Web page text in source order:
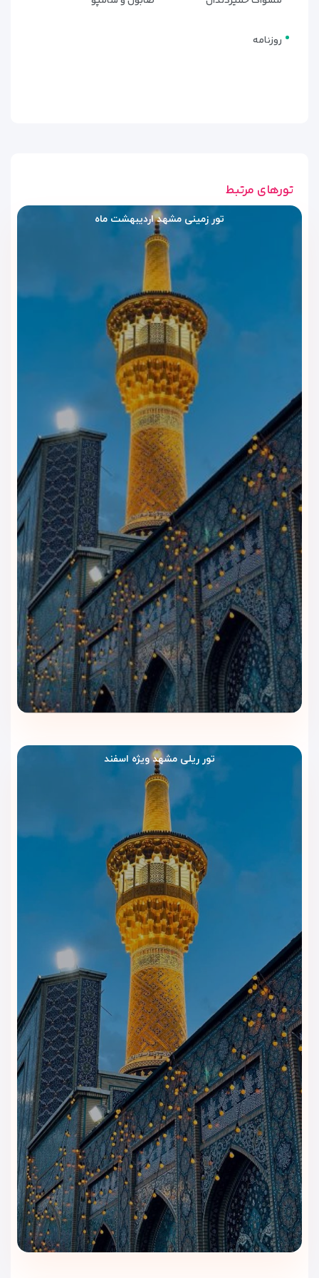
پایه مثل یخچال، تلویزیون، سرویس‌بهداشتی و تهویه مناسب
امکانات رفاهی و تفریحی هتل
کوثر رضوی مشهد؛ تجربه اقامت
راحت کنار حرم
هتل کوثر رضوی مشهد با اینکه در رده‌ هتل‌های اقتصادی و نزدیک
به حرم قرار می‌گیرد، مجموعه‌ای از امکانات رفاهی کاربردی ارائه
می‌دهد تا اقامت زائران راحت‌تر و آرام‌تر پیش برود. این هتل روی
سه نکته تمرکز دارد:دسترسی سریع به حرم، آرامش اتاق‌ها و
خدمات ضروری برای اقامت کوتاه و زیارتی؛ بنابراین مهمان‌ها بدون
دغدغه رفت‌وآمد یا کمبود امکانات، اقامت خود را مدیریت می‌کنند.
امکانات عمومی و رفاهی هتل
هتل برای ایجاد یک تجربه اقامتی راحت، خدمات زیر را ارائه می‌دهد:
لابی بزرگ و مبله
برای استراحت، انتظار یا ملاقات‌های کوتاه
رستوران و کافی‌شاپ داخلی برای صرف غذا و نوشیدنی بدون نیاز به
خروج از هتل
صندوق امانات و اتاق چمدانبرای نگهداری وسایل ارزشمند و
سفرهای نیم‌روزی
تاکسی‌سرویس داخلیجهت رفت‌وآمد راحت به حرم، مراکز خرید و
نقاط مهم شهر
پذیرش ۲۴‌ساعته
برای پاسخ‌گویی و ارائه خدمات در هر ساعت
شبانه‌روز
خدمات نظافت روزانه و لاندریبرای تمیز نگه‌داشتن لباس‌ها و
اتاق‌ها
اینترنت وای‌فایدر بخش‌های مختلف هتل (برای پیام‌رسان‌ها و
امور روزمره کافی است)
امکانات تفریحی
هتل کوثر رضوی یک هتل اقتصادی نزدیک حرم است، بنابراین
امکانات لوکس تفریحی مانند استخر یا باشگاه بدنسازی در آن
وجود ندارد؛ اما فضای لابی و استراحتگاه‌های داخلی برای نشستن،
مطالعه یا استراحت بعد از زیارت طراحی شده‌اند.
تمرکز اصلی اقامت در این هتلآرامش، نزدیکی به حرم و دسترسی
است.
مزیت مهم برای زائران
بزرگ‌ترین مزیت این هتل، فاصله بسیار کم تا حرم رضوی
مهمان‌ها در کمتر از چند دقیقه به ورودی صحن می‌رسند و همین
موضوع اقامت را ساده‌تر و راحت‌تر می‌کند. نزدیکی به بازار رضا و
مراکز خرید اطراف نیز، خرید سوغاتی را کاملاً آسان می‌کند.
رستوران و کافی‌شاپ هتل کوثر
رضوی مشهد؛ غذاهای ایرانی و فضای
روزنامه
تورهای مرتبط
تور زمینی مشهد اردیبهشت ماه
تور ریلی مشهد ویژه اسفند